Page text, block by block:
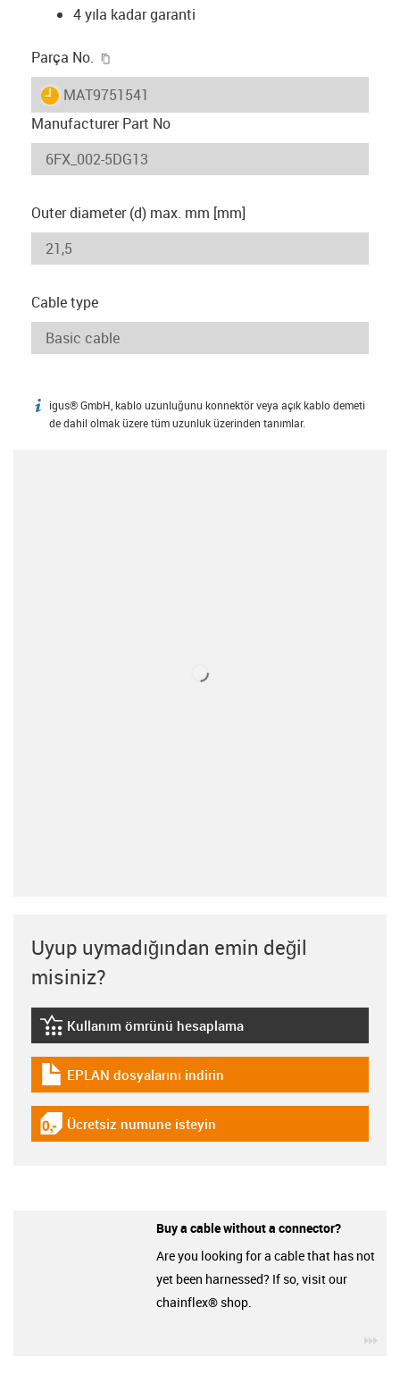
4 yıla kadar garanti
Parça No.
igus-icon-lieferzeit
MAT9751541
Manufacturer Part No
Outer diameter (d) max. mm [mm]
Cable type
igus-icon-info
igus® GmbH, kablo uzunluğunu konnektör veya açık kablo demeti
de dahil olmak üzere tüm uzunluk üzerinden tanımlar.
Uyup uymadığından emin değil
misiniz?
igus-icon-lebensdauerrechner
Kullanım ömrünü hesaplama
igus-icon-download-plan
EPLAN dosyalarını indirin
igus-icon-gratismuster
Ücretsiz numune isteyin
Buy a cable without a connector?
Are you looking for a cable that has not
yet been harnessed? If so, visit our
chainflex® shop.